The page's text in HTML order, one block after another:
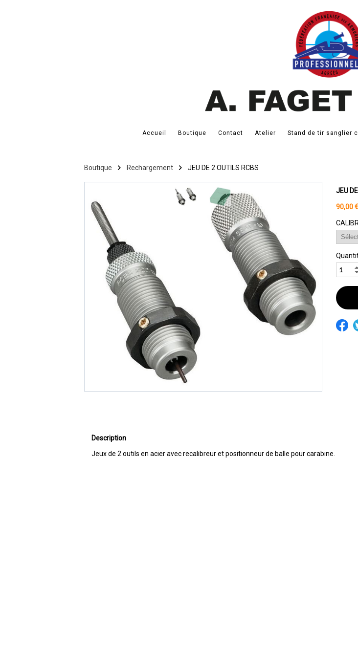
Accueil Boutique Contact Atelier Stand de tir sanglier
Boutique Rechargement JEU DE 2 OUTILS RCBS
JEU
90,00 €
Description
Jeux de 2 outils en acier avec recalibreur et positionneur de balle pour carabine.